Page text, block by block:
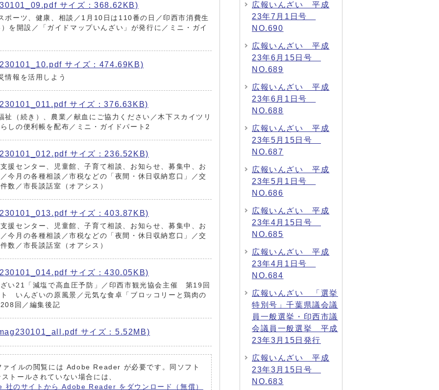
サイズ：368.62KB)
ーツ、健康、相談／1月10日は110番の日／印西市消費生
を開設／「ガイドマップいんざい」が発行に／ミニ・ガイ
サイズ：474.69KB)
報を活用しよう
サイズ：376.63KB)
（続き）、農業／献血にご協力ください／木下スカイツリ
しの便利帳を配布／ミニ・ガイドパート2
サイズ：236.52KB)
援センター、児童館、子育て相談、お知らせ、募集中、お
今月の各種相談／市税などの「夜間・休日収納窓口」／交
数／市長談話室（オアシス）
サイズ：403.87KB)
援センター、児童館、子育て相談、お知らせ、募集中、お
今月の各種相談／市税などの「夜間・休日収納窓口」／交
数／市長談話室（オアシス）
サイズ：430.05KB)
い21「減塩で高血圧予防」／印西市観光協会主催 第19回
いんざいの原風景／元気な食卓「ブロッコリーと鶏肉の
回／編集後記
サイズ：5.52MB)
ァイルの閲覧には Adobe Reader が必要です。同ソフト
トールされていない場合には、
社のサイトから Adobe Reader をダウンロード（無償）
広報いんざい 平成
23年7月1日号
NO.690
広報いんざい 平成
23年6月15日号
NO.689
広報いんざい 平成
23年6月1日号
NO.688
広報いんざい 平成
23年5月15日号
NO.687
広報いんざい 平成
23年5月1日号
NO.686
広報いんざい 平成
23年4月15日号
NO.685
広報いんざい 平成
23年4月1日号
NO.684
広報いんざい 「選挙
特別号」千葉県議会議
員一般選挙・印西市議
会議員一般選挙 平成
23年3月15日発行
広報いんざい 平成
23年3月15日号
NO.683